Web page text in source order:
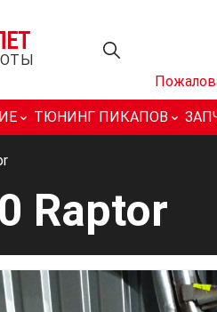
ТЮНИНГ ПИКАПОВ
Raptor